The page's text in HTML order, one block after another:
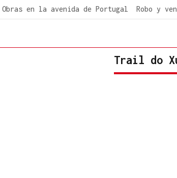
Obras en la avenida de Portugal Robo y
Trail do